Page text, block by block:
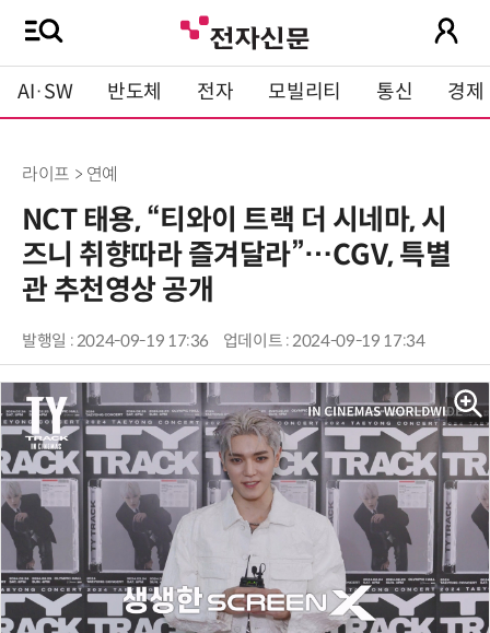
AI·SW 반도체 전자 모빌리티 통신 경제
라이프 > 연예
NCT 태용, “티와이 트랙 더 시네마, 시
즈니 취향따라 즐겨달라”…CGV, 특별
관 추천영상 공개
발행일 : 2024-09-19 17:36 업데이트 : 2024-09-19 17:34